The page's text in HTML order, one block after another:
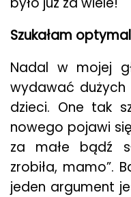
Szukałam
Nadal w mojej
wydawać
dzieci. One tak
nowego pojawi
za małe bądź
zrobiła, mamo”.
jeden argument